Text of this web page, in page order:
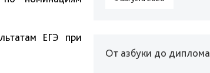
ЕГЭ при
От азбуки до диплома